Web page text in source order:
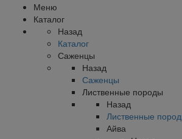
Меню
Каталог
Назад
Каталог
Саженцы
Назад
Саженцы
Лиственные породы
Назад
Лиственные
Айва